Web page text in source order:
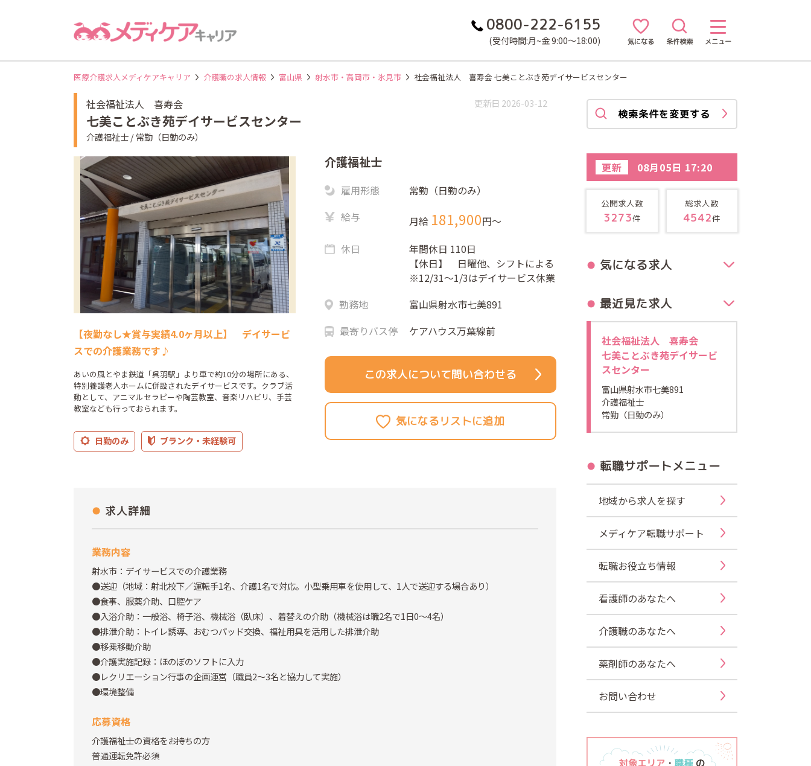
0800-222-6155
(受付時間:月~金 9:00～18:00) 気になる 条件検索 メニュー
医療介護求人メディケアキャリア 介護職の求人情報 富山県 射水市・高岡市・氷見市 社会福祉法人 喜寿会 七美ことぶき苑デイサービスセンター
社会福祉法人 喜寿会
七美ことぶき苑デイサービスセンター
介護福祉士 / 常勤（日勤のみ）
更新日 2026-03-12
【夜勤なし★賞与実績4.0ヶ月以上】 デイサービ
スでの介護業務です♪
あいの風とやま鉄道「呉羽駅」より車で約10分の場所にある、
特別養護老人ホームに併設されたデイサービスです。クラブ活
動として、アニマルセラピーや陶芸教室、音楽リハビリ、手芸
教室なども行っておられます。
日勤のみ ブランク・未経験可
介護福祉士
雇用形態
常勤（日勤のみ）
給与
月給 181,900円〜
休日
年間休日 110日
【休日】 日曜他、シフトによる
※12/31～1/3はデイサービス休業
勤務地
富山県射水市七美891
最寄りバス停
ケアハウス万葉線前
この求人について問い合わせる
求人詳細
業務内容
射水市：デイサービスでの介護業務
●送迎（地域：射北校下／運転手1名、介護1名で対応。小型乗用車を使用して、1人で送迎する場合あり）
●食事、服薬介助、口腔ケア
●入浴介助：一般浴、椅子浴、機械浴（臥床）、着替えの介助（機械浴は職2名で1日0～4名）
●排泄介助：トイレ誘導、おむつパッド交換、福祉用具を活用した排泄介助
●移乗移動介助
●介護実施記録：ほのぼのソフトに入力
●レクリエーション行事の企画運営（職員2～3名と協力して実施）
●環境整備
応募資格
介護福祉士の資格をお持ちの方
普通運転免許必須
検索条件を変更する
更新 08月05日 17:20
公開求人数
3273件
総求人数
4542件
気になる求人
最近見た求人
社会福祉法人 喜寿会
七美ことぶき苑デイサービ
スセンター
富山県射水市七美891
介護福祉士
常勤（日勤のみ）
転職サポートメニュー
地域から求人を探す
メディケア転職サポート
転職お役立ち情報
看護師のあなたへ
介護職のあなたへ
薬剤師のあなたへ
お問い合わせ